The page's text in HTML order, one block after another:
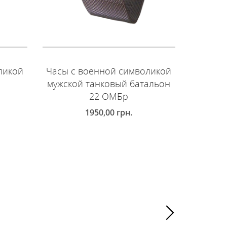
Часы с военной символикой
мужской танковый батальон
22 ОМБр
1950,00 грн.